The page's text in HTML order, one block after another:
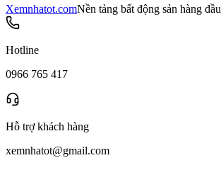
Xemnhatot.comNền tảng bất động sản hàng đầu
Hotline
0966 765 417
Hỗ trợ khách hàng
xemnhatot@gmail.com